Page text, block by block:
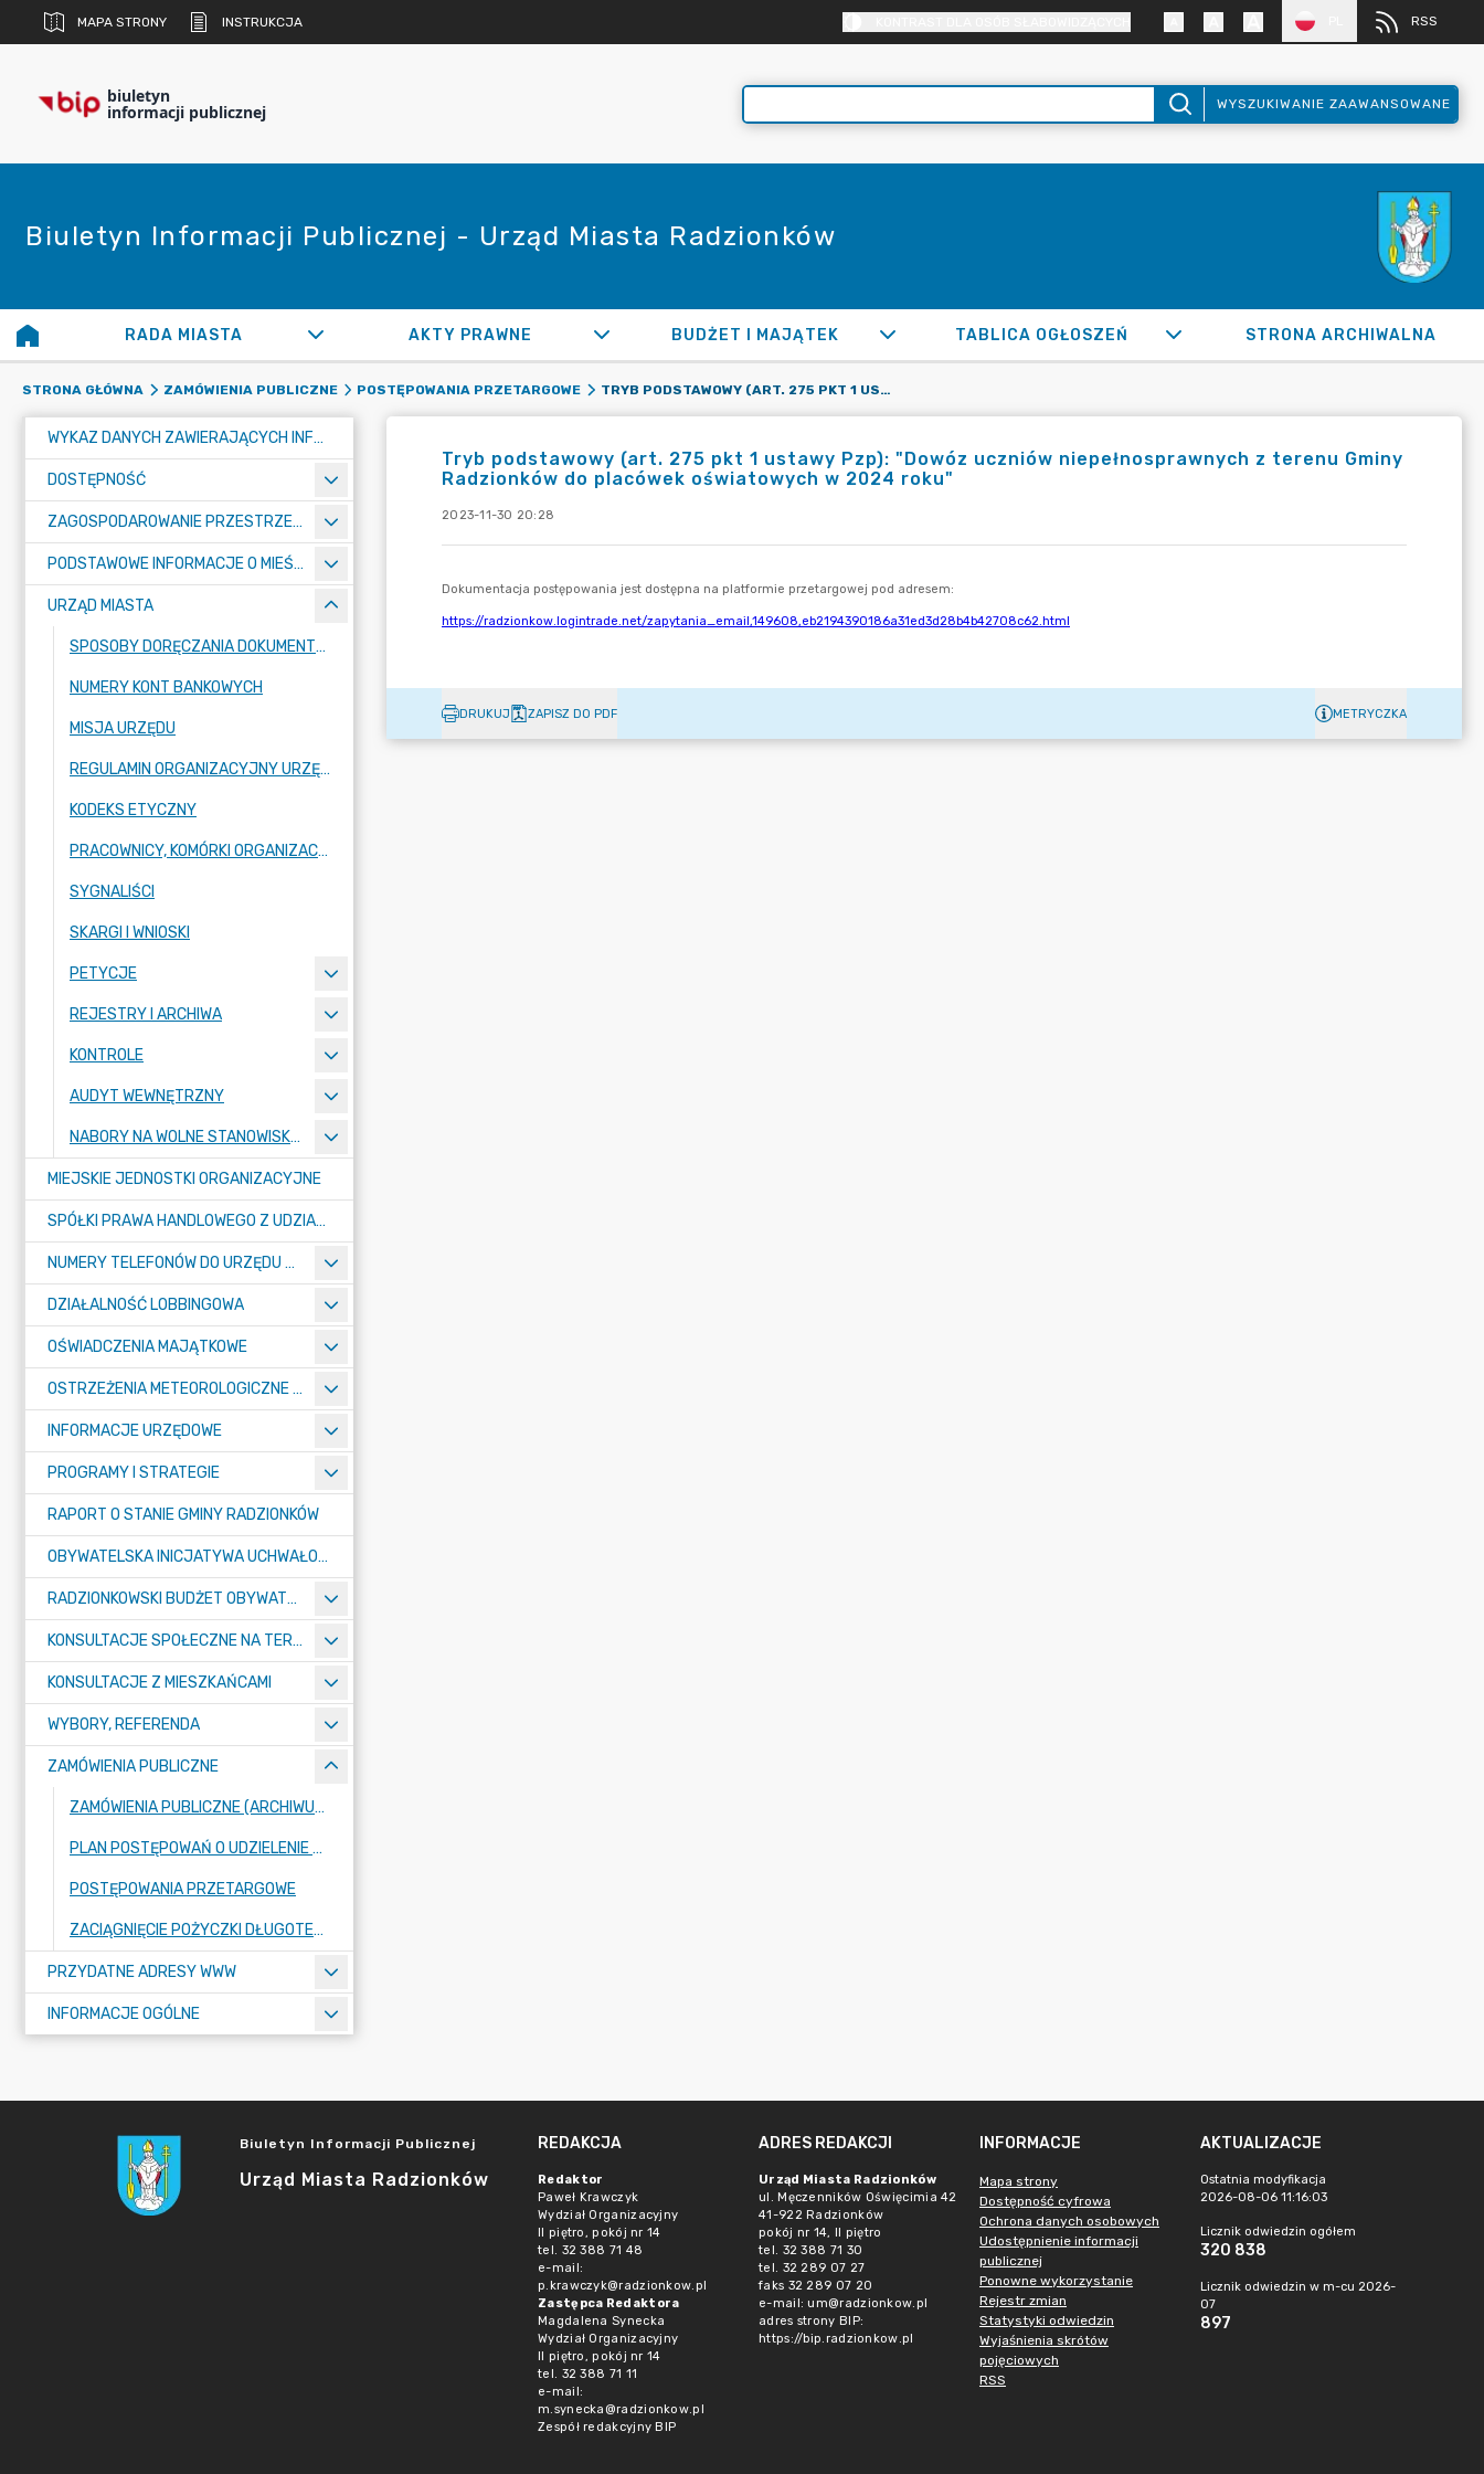
MAPA STRONY INSTRUKCJA RSS
biuletyn
informacji publicznej WYSZUKIWANIE ZAAWANSOWANE
Biuletyn Informacji Publicznej - Urząd Miasta Radzionków
RADA MIASTA AKTY PRAWNE BUDŻET I MAJĄTEK TABLICA OGŁOSZEŃ STRONA ARCHIWALNA
STRONA GŁÓWNA ZAMÓWIENIA PUBLICZNE POSTĘPOWANIA PRZETARGOWE TRYB PODSTAWOWY (ART. 275 PKT 1 USTAWY PZP): "DOWÓZ UCZNIÓW NIEPEŁNOSPRAWNYCH Z TERENU GMINY RADZIONKÓW DO PLACÓWEK OŚWIATOWYCH W 2024 ROKU"
WYKAZ DANYCH ZAWIERAJĄCYCH INFORMACJE O ŚRODOWISKU I JEGO OCHRONIE
DOSTĘPNOŚĆ
ZAGOSPODAROWANIE PRZESTRZENNE
PODSTAWOWE INFORMACJE O MIEŚCIE
URZĄD MIASTA
SPOSOBY DORĘCZANIA DOKUMENTÓW DO URZĘDU MIASTA RADZIONKÓW
NUMERY KONT BANKOWYCH
MISJA URZĘDU
REGULAMIN ORGANIZACYJNY URZĘDU
KODEKS ETYCZNY
PRACOWNICY, KOMÓRKI ORGANIZACYJNE URZĘDU
SYGNALIŚCI
SKARGI I WNIOSKI
PETYCJE
REJESTRY I ARCHIWA
KONTROLE
AUDYT WEWNĘTRZNY
NABORY NA WOLNE STANOWISKA PRACY
MIEJSKIE JEDNOSTKI ORGANIZACYJNE
SPÓŁKI PRAWA HANDLOWEGO Z UDZIAŁEM GMINY
NUMERY TELEFONÓW DO URZĘDU MIASTA, MIEJSKICH JEDNOSTEK ORGANIZACYJNYCH ORAZ SPÓŁEK PRAWA HANDLOWEGO Z UDZIAŁEM GMINY
DZIAŁALNOŚĆ LOBBINGOWA
OŚWIADCZENIA MAJĄTKOWE
OSTRZEŻENIA METEOROLOGICZNE O ZŁYM STANIE POWIETRZA I INNE
INFORMACJE URZĘDOWE
PROGRAMY I STRATEGIE
RAPORT O STANIE GMINY RADZIONKÓW
OBYWATELSKA INICJATYWA UCHWAŁODAWCZA
RADZIONKOWSKI BUDŻET OBYWATELSKI
KONSULTACJE SPOŁECZNE NA TERENIE MIASTA RADZIONKÓW
KONSULTACJE Z MIESZKAŃCAMI
WYBORY, REFERENDA
ZAMÓWIENIA PUBLICZNE
ZAMÓWIENIA PUBLICZNE (ARCHIWUM BIP)
PLAN POSTĘPOWAŃ O UDZIELENIE ZAMÓWIEŃ PUBLICZNYCH
POSTĘPOWANIA PRZETARGOWE
ZACIĄGNIĘCIE POŻYCZKI DŁUGOTERMINOWEJ DLA GMINY RADZIONKÓW W KWOCIE 15.000.000,00 ZŁ NA FINANSOWANIE PLANOWANEGO DEFICYTU BUDŻETU MIASTA ORAZ NA SPŁATĘ WCZEŚNIEJ ZACIĄGNIĘTYCH KREDYTÓW I POŻYCZKI
PRZYDATNE ADRESY WWW
INFORMACJE OGÓLNE
Tryb podstawowy (art. 275 pkt 1 ustawy Pzp): "Dowóz uczniów niepełnosprawnych z terenu Gminy
Radzionków do placówek oświatowych w 2024 roku"
2023-11-30 20:28
DRUKUJ ZAPISZ DO PDF METRYCZKA
Biuletyn Informacji Publicznej
Urząd Miasta Radzionków
REDAKCJA
Redaktor
Paweł Krawczyk
Wydział Organizacyjny
II piętro, pokój nr 14
tel. 32 388 71 48
e-mail:
p.krawczyk@radzionkow.pl
Zastępca Redaktora
Magdalena Synecka
Wydział Organizacyjny
II piętro, pokój nr 14
tel. 32 388 71 11
e-mail:
m.synecka@radzionkow.pl
Zespół redakcyjny BIP
ADRES REDAKCJI
Urząd Miasta Radzionków
ul. Męczenników Oświęcimia 42
41-922 Radzionków
pokój nr 14, II piętro
tel. 32 388 71 30
tel. 32 289 07 27
faks 32 289 07 20
e-mail: um@radzionkow.pl
adres strony BIP:
https://bip.radzionkow.pl
INFORMACJE
Mapa strony
Dostępność cyfrowa
Ochrona danych osobowych
Udostępnienie informacji
publicznej
Ponowne wykorzystanie
Rejestr zmian
Statystyki odwiedzin
Wyjaśnienia skrótów
pojęciowych
RSS
AKTUALIZACJE
Ostatnia modyfikacja
2026-08-06 11:16:03
Licznik odwiedzin ogółem
320 838
Licznik odwiedzin w m-cu 2026-
07
897